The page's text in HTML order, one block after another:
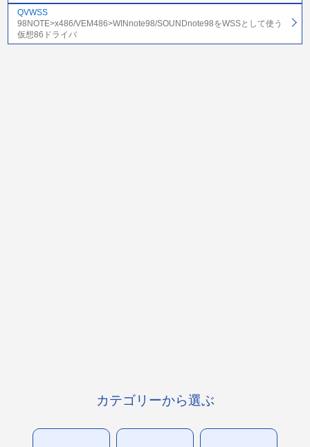
QVWSS
98NOTE>x486/VEM486>WINnote98/SOUNDnote98をWSSとして使う
仮想86ドライバ
カテゴリーから選ぶ